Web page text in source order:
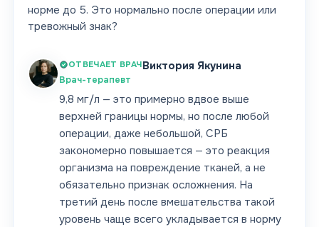
норме до 5. Это нормально после операции или
тревожный знак?
ОТВЕЧАЕТ ВРАЧВиктория Якунина
Врач-терапевт
9,8 мг/л — это примерно вдвое выше
верхней границы нормы, но после любой
операции, даже небольшой, СРБ
закономерно повышается — это реакция
организма на повреждение тканей, а не
обязательно признак осложнения. На
третий день после вмешательства такой
уровень чаще всего укладывается в норму